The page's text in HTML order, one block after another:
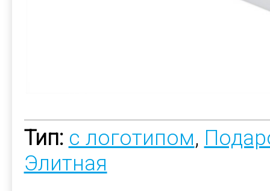
Тип: с логотипом,
Элитная